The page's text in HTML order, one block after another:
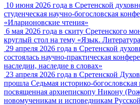
10 июня 2026 года в Сретенской
студенческая научно-богословская
«Иларионовские чтения»
6 мая 2026 года в скиту Сретенского
круглый стол на тему «Язык.
29 апреля 2026 года в Сретенской
состоялась научно-практическая
наследии, наследие в словах»
23 апреля 2026 года в Сретенской
прошла Седьмая историко-богословская
посвященная архиепископу Никону
новомученикам и исповедникам